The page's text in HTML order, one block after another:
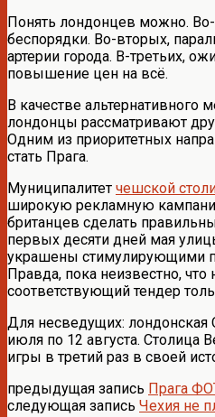
Понять лондонцев можно.
беспорядки. Во-вторых,
артерии города. В-третьих,
повышение цен на всё.
В качестве альтернативного
лондонцы рассматривают
Одним из приоритетных
стать Прага.
Муниципалитет чешской
широкую рекламную
британцев сделать
первых десяти дней мая
украшены стимулирующими
Правда, пока неизвестно,
соответствующий тендер
Для несведущих:
июля по 12 августа. Столица
игры в третий раз в своей
предыдущая запись Прага
следующая запись Чехия не